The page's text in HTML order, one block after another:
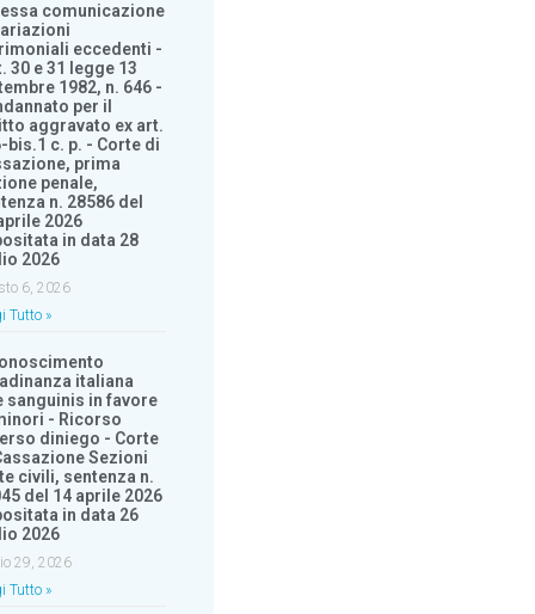
comunicazione
eccedenti -
30 e 31 legge 13
1982, n. 646 -
per il
aggravato ex art.
bis.1 c. p. - Corte di
prima
penale,
n. 28586 del
2026
in data 28
2026
6, 2026
Tutto »
italiana
sanguinis in favore
- Ricorso
diniego - Corte
Sezioni
civili, sentenza n.
del 14 aprile 2026
in data 26
2026
29, 2026
Tutto »